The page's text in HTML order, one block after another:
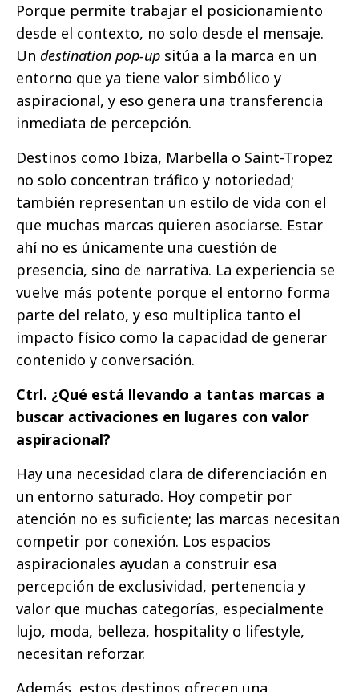
Porque permite trabajar el posicionamiento
desde el contexto, no solo desde el mensaje.
Un destination pop-up sitúa a la marca en un
entorno que ya tiene valor simbólico y
aspiracional, y eso genera una transferencia
inmediata de percepción.
Destinos como Ibiza, Marbella o Saint-Tropez
no solo concentran tráfico y notoriedad;
también representan un estilo de vida con el
que muchas marcas quieren asociarse. Estar
ahí no es únicamente una cuestión de
presencia, sino de narrativa. La experiencia se
vuelve más potente porque el entorno forma
parte del relato, y eso multiplica tanto el
impacto físico como la capacidad de generar
contenido y conversación.
Ctrl. ¿Qué está llevando a tantas marcas a
buscar activaciones en lugares con valor
aspiracional?
Hay una necesidad clara de diferenciación en
un entorno saturado. Hoy competir por
atención no es suficiente; las marcas necesitan
competir por conexión. Los espacios
aspiracionales ayudan a construir esa
percepción de exclusividad, pertenencia y
valor que muchas categorías, especialmente
lujo, moda, belleza, hospitality o lifestyle,
necesitan reforzar.
Además, estos destinos ofrecen una